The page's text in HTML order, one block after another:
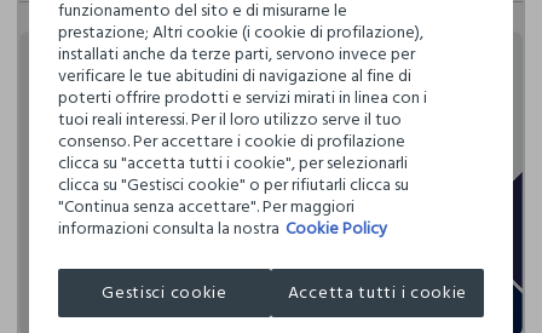
definito per l’uso di sostanze chimiche, talvolta anche più
restrittivi rispetto a quelli previsti dalla normativa
internazionale.
Clicca qui per vedere i dettagli
I nostri fornitori
SAPONERIE MARIO FISSI
Hai fino a 30 giorni dalla consegna del tuo ordine online per
cambiare idea e restituire i prodotti che hai acquistato.
Rendi speciali i tuoi
acquisti
Blukids card e Blukids Club sono le carte fedeltà che
rendono
speciali i tuoi acquisti: ti aspettano vantaggi, promozioni e
sorprese pensate solo per te tutto l'anno!
funzionamento del sito e di misurarne le
prestazione; Altri cookie (i cookie di profilazione),
installati anche da terze parti, servono invece per
verificare le tue abitudini di navigazione al fine di
poterti offrire prodotti e servizi mirati in linea con i
tuoi reali interessi. Per il loro utilizzo serve il tuo
consenso. Per accettare i cookie di profilazione
clicca su "accetta tutti i cookie", per selezionarli
clicca su "Gestisci cookie" o per rifiutarli clicca su
"Continua senza accettare". Per maggiori
informazioni consulta la nostra Cookie Policy
Gestisci cookie Accetta tutti i cookie